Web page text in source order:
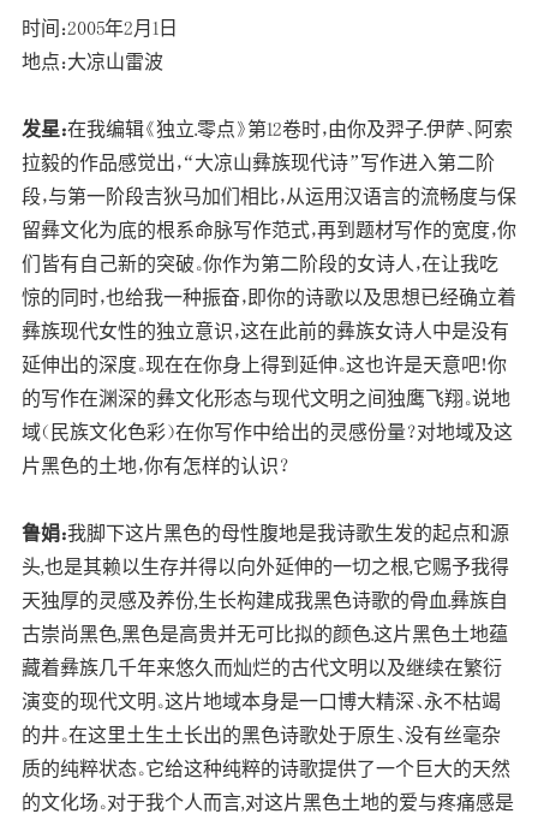
时间：2005年2月1日
地点：大凉山雷波
发星：在我编辑《独立.零点》第12卷时，由你及羿子.伊萨、阿索
拉毅的作品感觉出，“大凉山彝族现代诗”写作进入第二阶
段，与第一阶段吉狄马加们相比，从运用汉语言的流畅度与保
留彝文化为底的根系命脉写作范式，再到题材写作的宽度，你
们皆有自己新的突破。你作为第二阶段的女诗人，在让我吃
惊的同时，也给我一种振奋，即你的诗歌以及思想已经确立着
彝族现代女性的独立意识，这在此前的彝族女诗人中是没有
延伸出的深度。现在在你身上得到延伸。这也许是天意吧！你
的写作在渊深的彝文化形态与现代文明之间独鹰飞翔。说地
域（民族文化色彩）在你写作中给出的灵感份量？对地域及这
片黑色的土地，你有怎样的认识？
鲁娟：我脚下这片黑色的母性腹地是我诗歌生发的起点和源
头,也是其赖以生存并得以向外延伸的一切之根,它赐予我得
天独厚的灵感及养份,生长构建成我黑色诗歌的骨血.彝族自
古崇尚黑色,黑色是高贵并无可比拟的颜色.这片黑色土地蕴
藏着彝族几千年来悠久而灿烂的古代文明以及继续在繁衍
演变的现代文明。这片地域本身是一口博大精深、永不枯竭
的井。在这里土生土长出的黑色诗歌处于原生、没有丝毫杂
质的纯粹状态。它给这种纯粹的诗歌提供了一个巨大的天然
的文化场。对于我个人而言,对这片黑色土地的爱与疼痛感是